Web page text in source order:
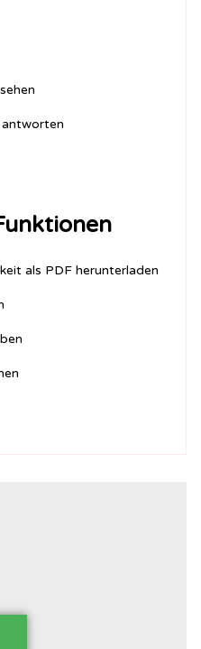
als PDF herunterladen